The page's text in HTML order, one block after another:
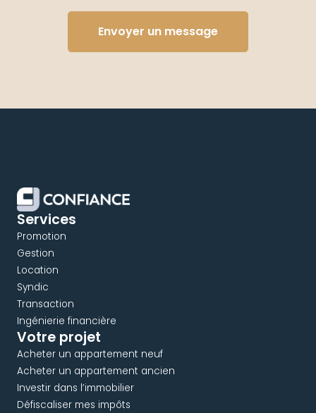
Envoyer un message
Services
Promotion
Gestion
Location
Syndic
Transaction
Ingénierie financière
Votre projet
Acheter un appartement neuf
Acheter un appartement ancien
Investir dans l’immobilier
Défiscaliser mes impôts